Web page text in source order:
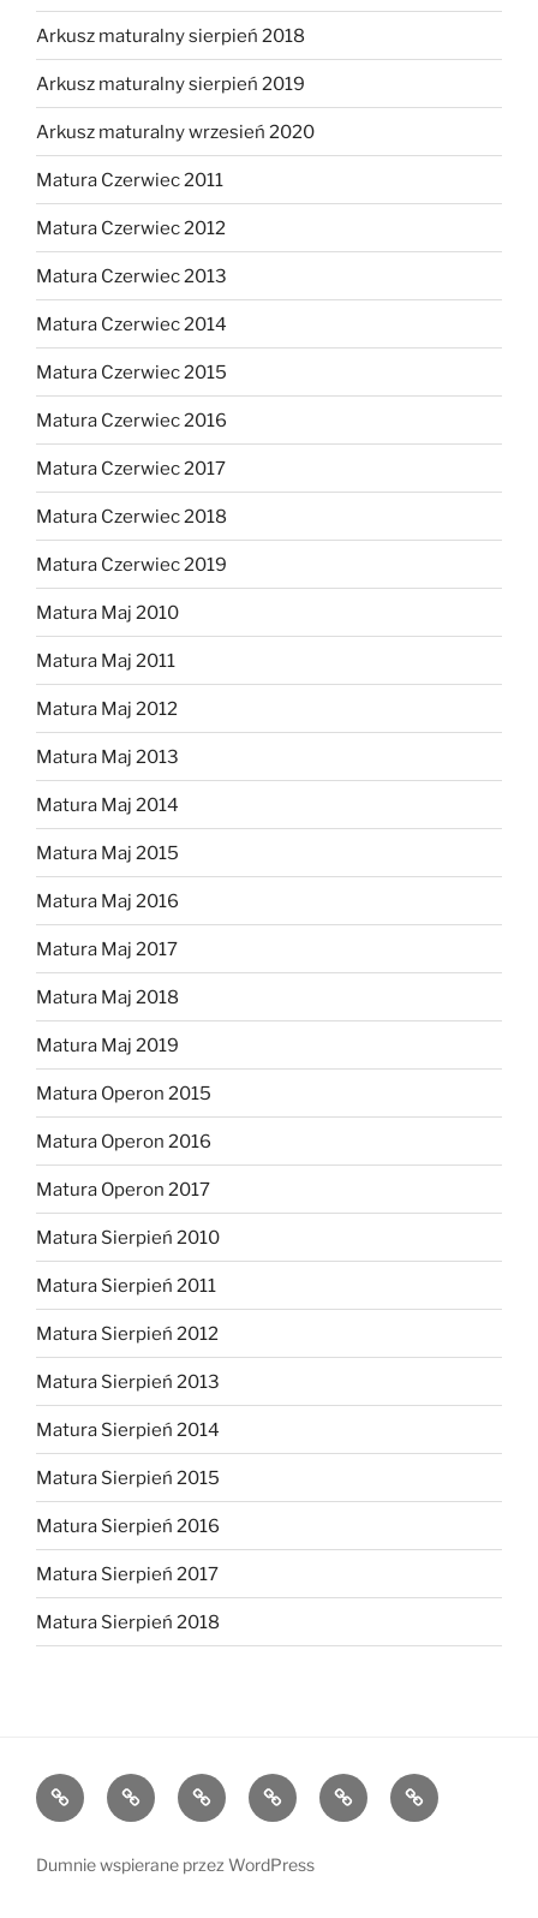
Arkusz maturalny sierpień 2018
Arkusz maturalny sierpień 2019
Arkusz maturalny wrzesień 2020
Matura Czerwiec 2011
Matura Czerwiec 2012
Matura Czerwiec 2013
Matura Czerwiec 2014
Matura Czerwiec 2015
Matura Czerwiec 2016
Matura Czerwiec 2017
Matura Czerwiec 2018
Matura Czerwiec 2019
Matura Maj 2010
Matura Maj 2011
Matura Maj 2012
Matura Maj 2013
Matura Maj 2014
Matura Maj 2015
Matura Maj 2016
Matura Maj 2017
Matura Maj 2018
Matura Maj 2019
Matura Operon 2015
Matura Operon 2016
Matura Operon 2017
Matura Sierpień 2010
Matura Sierpień 2011
Matura Sierpień 2012
Matura Sierpień 2013
Matura Sierpień 2014
Matura Sierpień 2015
Matura Sierpień 2016
Matura Sierpień 2017
Matura Sierpień 2018
Strona
główna
Dlaczego
warto?
O
mnie
Opinie Kontakt Chce
dołączyć!
Dumnie wspierane przez WordPress